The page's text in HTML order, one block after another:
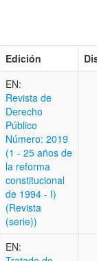
Edición
EN:
Revista de
Derecho
Público
Número: 2019
(1 - 25 años de
la reforma
constitucional
de 1994 - I)
(Revista
(serie))
EN: